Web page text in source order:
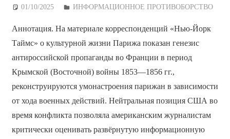
01/10/2025 Дежурный по Редакции
ИНФОРМАЦИОННОЕ ПРОТИВОБОРСТВО
Аннотация. На материале корреспонденций «Нью-Йорк
Таймс» о культурной жизни Парижа показан генезис
антироссийской пропаганды во Франции в период
Крымской (Восточной) войны 1853—1856 гг.,
реконструируются умонастроения парижан в зависимости
от хода военных действий. Нейтральная позиция США во
время конфликта позволяла американским журналистам
критически оценивать развёрнутую информационную